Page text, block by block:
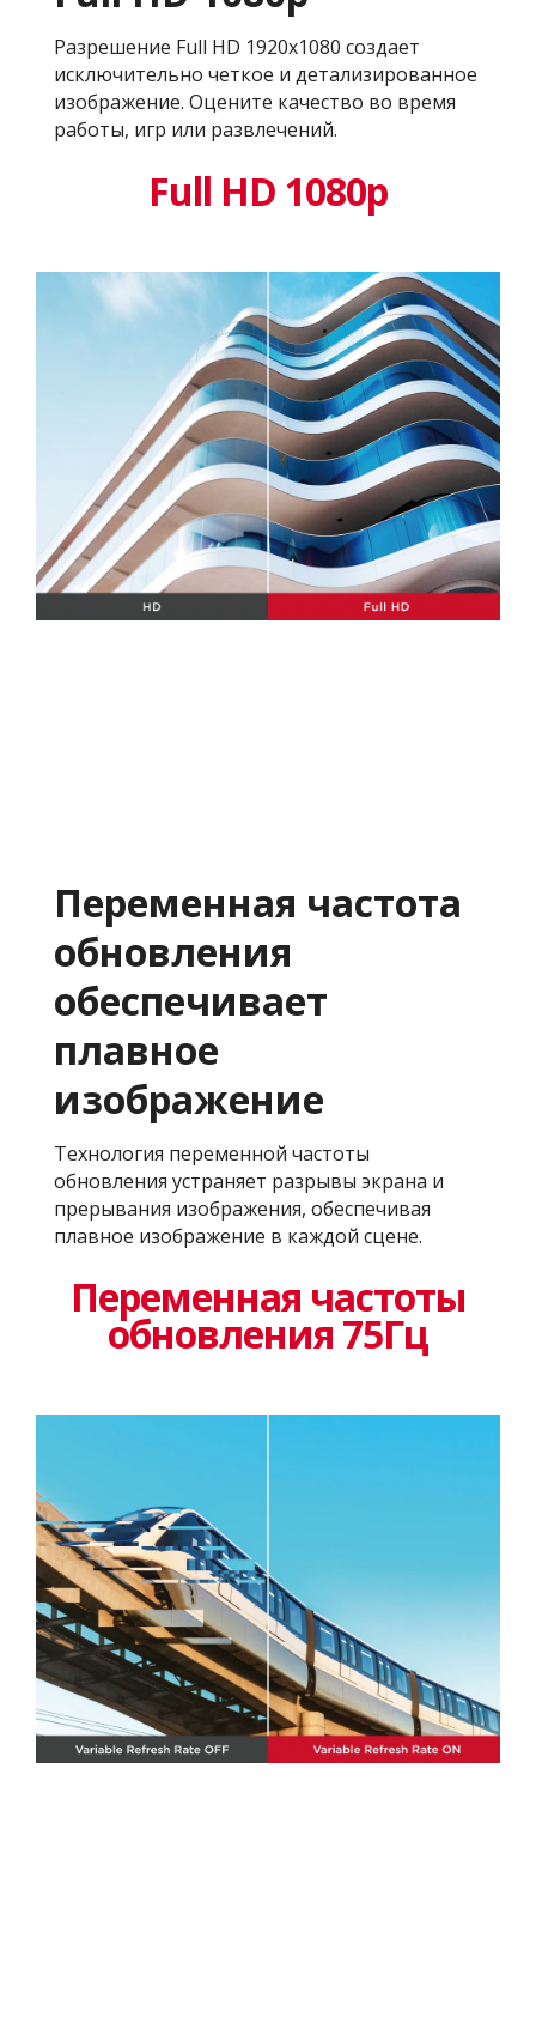
Разрешение Full HD 1920x1080 создает
исключительно четкое и детализированное
изображение. Оцените качество во время
работы, игр или развлечений.
Full HD 1080p
Переменная частота
обновления
обеспечивает
плавное
изображение
Технология переменной частоты
обновления устраняет разрывы экрана и
прерывания изображения, обеспечивая
плавное изображение в каждой сцене.
Переменная частоты
обновления 75Гц